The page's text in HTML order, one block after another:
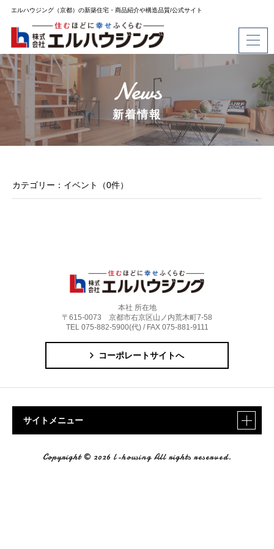
エルハウジング（京都）の新築住宅・商品紹介や構造品質/公式サイト
News
新着情報
カテゴリー：イベント（0件）
本社 所在地
〒615-0073 京都市右京区山ノ内荒木町7-58
TEL 075-882-5900(代) / FAX 075-881-9111
コーポレートサイトへ
サイトメニュー
Copyright © 2026 l-housing All rights reserved.